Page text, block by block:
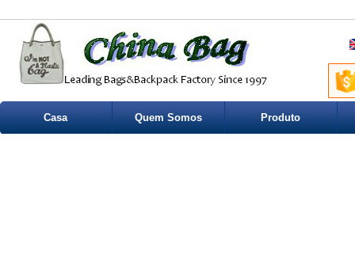
Casa Quem Somos Produto